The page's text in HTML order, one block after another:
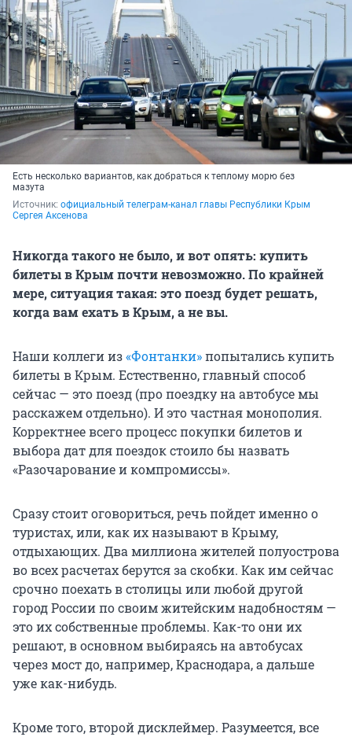
Есть несколько вариантов, как добраться к теплому морю без
мазута
Источник: официальный телеграм-канал главы Республики Крым
Сергея Аксенова
Никогда такого не было, и вот опять: купить
билеты в Крым почти невозможно. По крайней
мере, ситуация такая: это поезд будет решать,
когда вам ехать в Крым, а не вы.
Наши коллеги из«Фонтанки»попытались купить
билеты в Крым. Естественно, главный способ
сейчас — это поезд (про поездку на автобусе мы
расскажем отдельно). И это частная монополия.
Корректнее всего процесс покупки билетов и
выбора дат для поездок стоило бы назвать
«Разочарование и компромиссы».
Сразу стоит оговориться, речь пойдет именно о
туристах, или, как их называют в Крыму,
отдыхающих. Два миллиона жителей полуострова
во всех расчетах берутся за скобки. Как им сейчас
срочно поехать в столицы или любой другой
город России по своим житейским надобностям —
это их собственные проблемы. Как-то они их
решают, в основном выбираясь на автобусах
через мост до, например, Краснодара, а дальше
уже как-нибудь.
Кроме того, второй дисклеймер. Разумеется, все